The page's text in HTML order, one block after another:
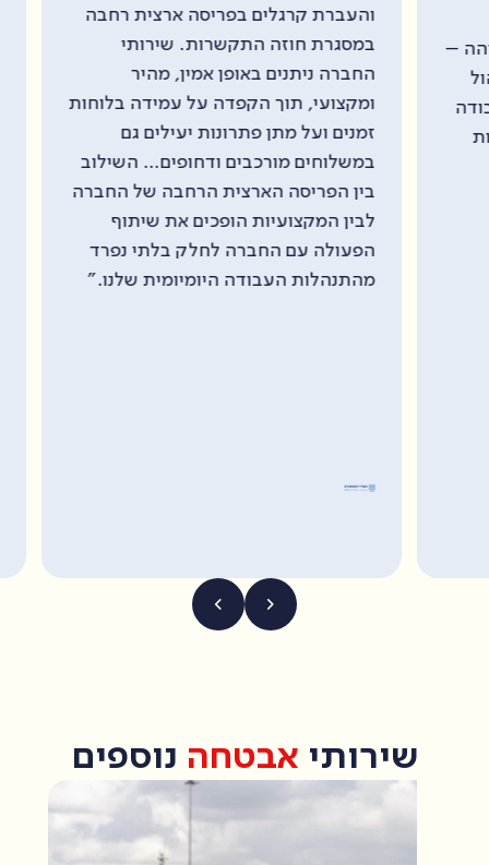
–
והעברת קרגלים בפריסה ארצית רחבה
במסגרת חוזה התקשרות. שירותי
החברה ניתנים באופן אמין, מהיר
ומקצועי, תוך הקפדה על עמידה בלוחות
זמנים ועל מתן פתרונות יעילים גם
במשלוחים מורכבים ודחופים… השילוב
בין הפריסה הארצית הרחבה של החברה
לבין המקצועיות הופכים את שיתוף
הפעולה עם החברה לחלק בלתי נפרד
מהתנהלות העבודה היומיומית שלנו."
שירותי אבטחה נוספים